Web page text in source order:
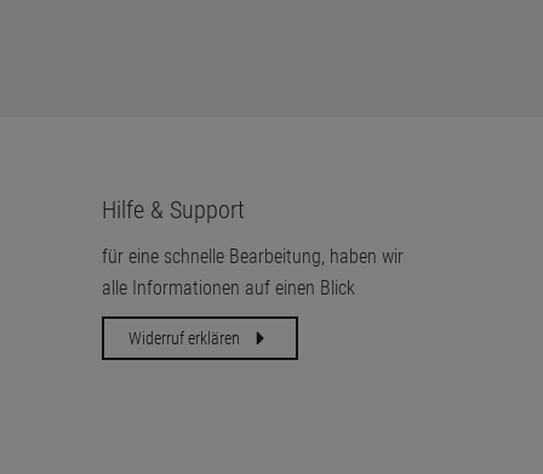
Hilfe & Support
für eine schnelle Bearbeitung, haben wir
alle Informationen auf einen Blick
Widerruf erklären